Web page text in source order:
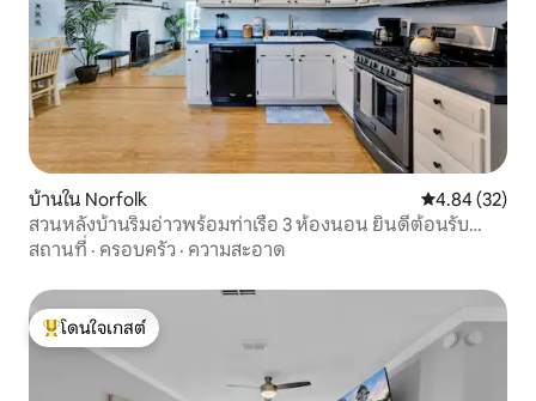
บ้านใน Norfolk คะแนนเฉลี่ย
4.84 (32)
สวนหลังบ้านริมอ่าวพร้อมท่าเรือ 3 ห้องนอน ยินดีต้อนรับ
สุนัข!
สถานที่ · ครอบครัว · ความสะอาด
โดนใจเกสต์ที่สุด
โดนใจเกสต์